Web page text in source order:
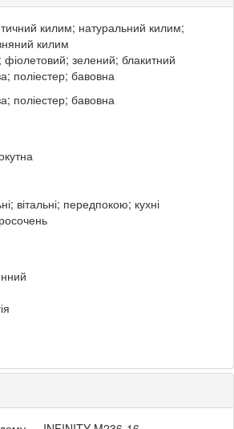
килим; натуральний килим;
килим
фіолетовий; зелений; блакитний
поліестер; бавовна
поліестер; бавовна
вітальні; передпокою; кухні